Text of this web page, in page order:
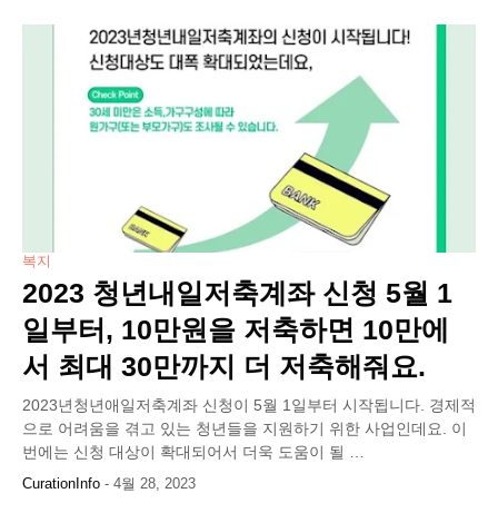
복지
2023 청년내일저축계좌 신청 5월 1
일부터, 10만원을 저축하면 10만에
서 최대 30만까지 더 저축해줘요.
2023년청년애일저축계좌 신청이 5월 1일부터 시작됩니다. 경제적
으로 어려움을 겪고 있는 청년들을 지원하기 위한 사업인데요. 이
번에는 신청 대상이 확대되어서 더욱 도움이 될 …
CurationInfo - 4월 28, 2023